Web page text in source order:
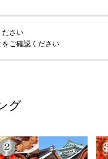
ださい
ご確認ください
グ